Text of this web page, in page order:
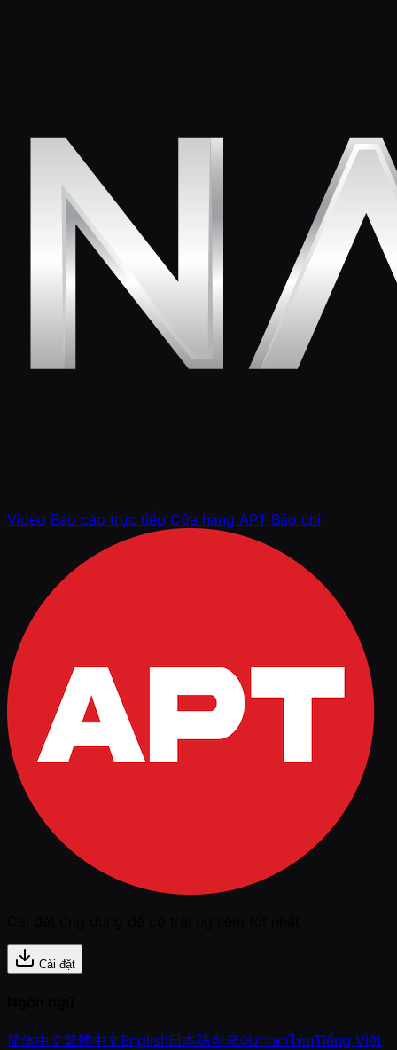
Video Báo cáo trực tiếp Cửa hàng APT Báo chí
Cài đặt
简体中文繁體中文English日本語한국어ภาษาไทยTiếng Việt